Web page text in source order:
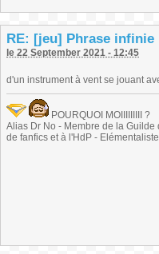
RE: [jeu] Phrase infinie
le 22 September 2021 - 12:45
d'un instrument à vent se jouant
POURQUOI MOIIIIIIIII ?
Alias Dr No - Membre de la
de fanfics et à l'HdP -